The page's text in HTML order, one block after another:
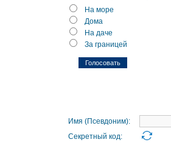
На море
Дома
На даче
За границей
Имя (Псевдоним):
Секретный код: